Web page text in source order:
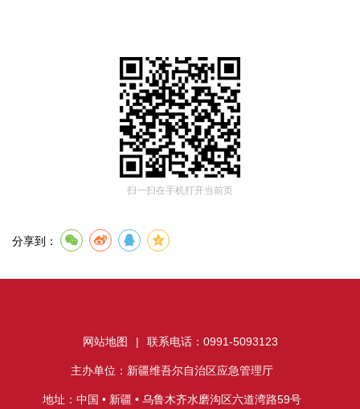
扫一扫在手机打开当前页
分享到：
网站地图 | 联系电话：0991-5093123
主办单位：新疆维吾尔自治区应急管理厅
地址：中国 • 新疆 • 乌鲁木齐水磨沟区六道湾路59号